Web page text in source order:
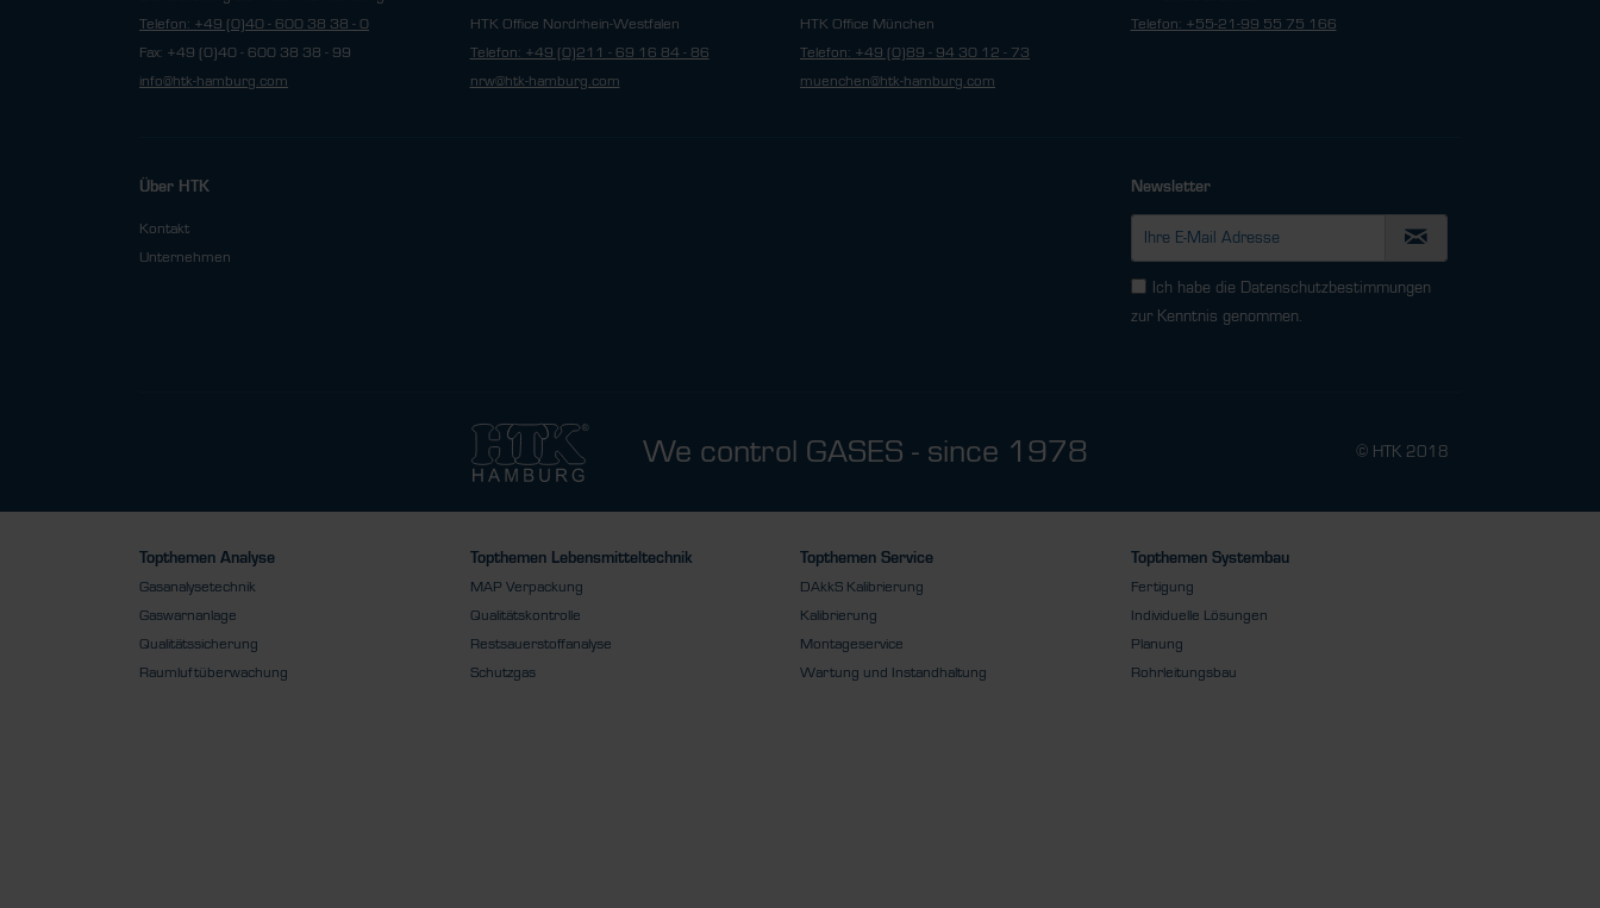
Telefon: +49 (0)40 - 600 38 38 - 0
Fax: +49 (0)40 - 600 38 38 - 99
info@htk-hamburg.com
HTK Office Nordrhein-Westfalen
Telefon: +49 (0)211 - 69 16 84 - 86
nrw@htk-hamburg.com
HTK Office München
Telefon: +49 (0)89 - 94 30 12 - 73
muenchen@htk-hamburg.com
Telefon: +55-21-99 55 75 166
Über HTK
Kontakt
Unternehmen
Newsletter
Ich habe die Datenschutzbestimmungen
zur Kenntnis genommen.
We control GASES - since 1978 © HTK 2018
Topthemen Analyse
Gasanalysetechnik
Gaswarnanlage
Qualitätssicherung
Raumluftüberwachung
Topthemen Lebensmitteltechnik
MAP Verpackung
Qualitätskontrolle
Restsauerstoffanalyse
Schutzgas
Topthemen Service
DAkkS Kalibrierung
Kalibrierung
Montageservice
Wartung und Instandhaltung
Topthemen Systembau
Fertigung
Individuelle Lösungen
Planung
Rohrleitungsbau